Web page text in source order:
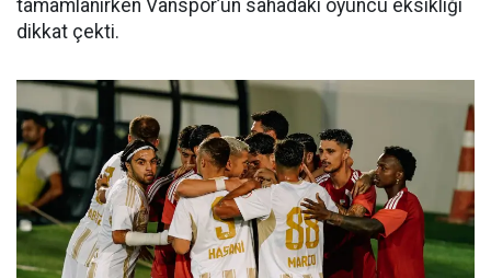
tamamlanırken Vanspor’un sahadaki oyuncu eksikliği
dikkat çekti.